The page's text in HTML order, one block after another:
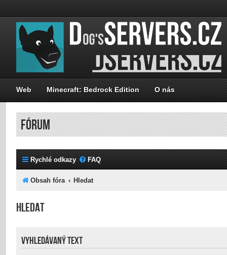
Web Minecraft: Bedrock Edition O nás
FÓRUM
Rychlé odkazy FAQ
Obsah fóra Hledat
Hledat
VYHLEDÁVANÝ TEXT